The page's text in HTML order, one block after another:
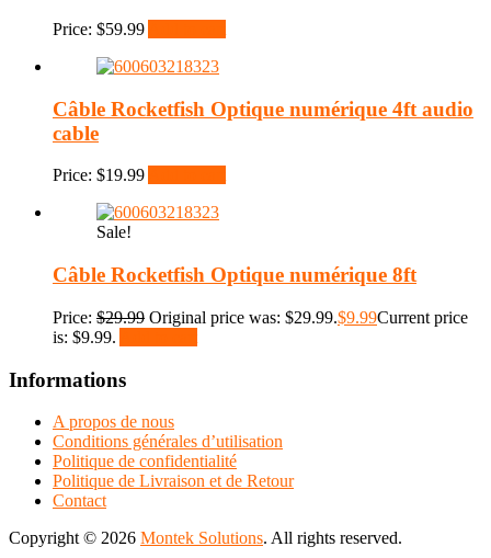
Price: $59.99
Câble Rocketfish Optique numérique 4ft audio
cable
Price: $19.99
Sale!
Câble Rocketfish Optique numérique 8ft
Price: $29.99 Original price was: $29.99.$9.99Current price
is: $9.99.
Informations
A propos de nous
Conditions générales d’utilisation
Politique de confidentialité
Politique de Livraison et de Retour
Contact
Copyright © 2026 Montek Solutions. All rights reserved.